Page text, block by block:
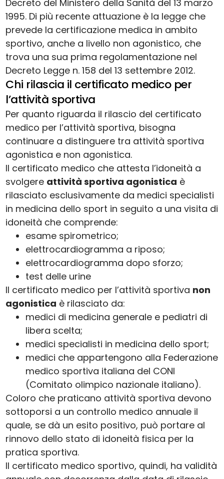
Decreto del Ministero della Sanità del 13 marzo
1995. Di più recente attuazione è la legge che
prevede la certificazione medica in ambito
sportivo, anche a livello non agonistico, che
trova una sua prima regolamentazione nel
Decreto Legge n. 158 del 13 settembre 2012.
Chi rilascia il certificato medico per
l’attività sportiva
Per quanto riguarda il rilascio del certificato
medico per l’attività sportiva, bisogna
continuare a distinguere tra attività sportiva
agonistica e non agonistica.
Il certificato medico che attesta l’idoneità a
svolgere attività sportiva agonistica è
rilasciato esclusivamente da medici specialisti
in medicina dello sport in seguito a una visita di
idoneità che comprende:
esame spirometrico;
elettrocardiogramma a riposo;
elettrocardiogramma dopo sforzo;
test delle urine
Il certificato medico per l’attività sportiva non
agonistica è rilasciato da:
medici di medicina generale e pediatri di
libera scelta;
medici specialisti in medicina dello sport;
medici che appartengono alla Federazione
medico sportiva italiana del CONI
(Comitato olimpico nazionale italiano).
Coloro che praticano attività sportiva devono
sottoporsi a un controllo medico annuale il
quale, se dà un esito positivo, può portare al
rinnovo dello stato di idoneità fisica per la
pratica sportiva.
Il certificato medico sportivo, quindi, ha validità